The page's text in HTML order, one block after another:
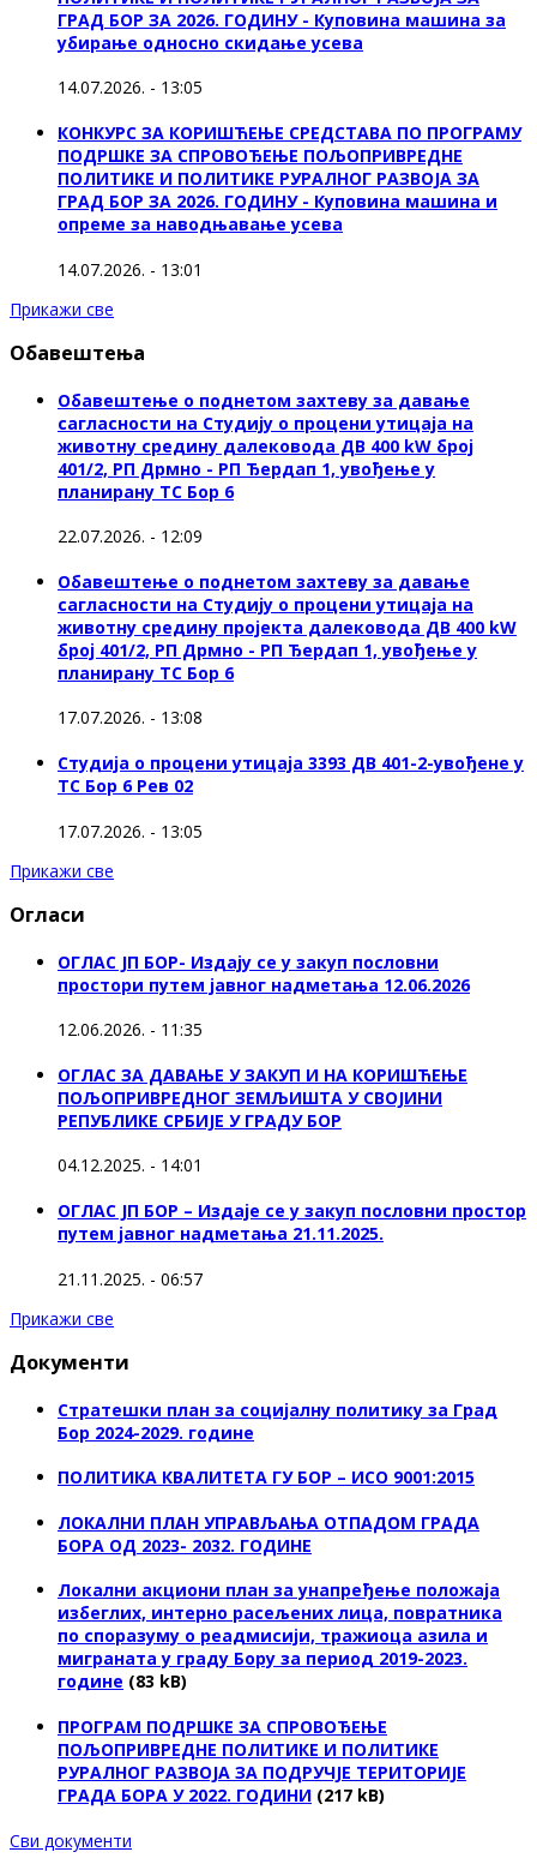
ГРАД БОР ЗА 2026. ГОДИНУ - Куповинa машина за
убирање односно скидање усева
14.07.2026. - 13:05
КОНКУРС ЗА КОРИШЋЕЊЕ СРЕДСТАВА ПО ПРОГРАМУ
ПОДРШКЕ ЗА СПРОВОЂЕЊЕ ПОЉОПРИВРЕДНЕ
ПОЛИТИКЕ И ПОЛИТИКЕ РУРАЛНОГ РАЗВОЈА ЗА
ГРАД БОР ЗА 2026. ГОДИНУ - Куповина машина и
опреме за наводњавање усева
14.07.2026. - 13:01
Прикажи све
Обавештења
Обавештење о поднетом захтеву за давање
сагласности на Студију о процени утицаја на
животну средину далековода ДВ 400 kW број
401/2, РП Дрмно - РП Ђердап 1, увођење у
планирану ТС Бор 6
22.07.2026. - 12:09
Обавештење о поднетом захтеву за давање
сагласности на Студију о процени утицаја на
животну средину пројекта далековода ДВ 400 kW
број 401/2, РП Дрмно - РП Ђердап 1, увођење у
планирану ТС Бор 6
17.07.2026. - 13:08
Студија о процени утицаја 3393 ДВ 401-2-увођене у
ТС Бор 6 Рев 02
17.07.2026. - 13:05
Прикажи све
Огласи
ОГЛАС ЈП БОР- Издају се у закуп пословни
простори путем јавног надметања 12.06.2026
12.06.2026. - 11:35
ОГЛАС ЗА ДАВАЊЕ У ЗАКУП И НА КОРИШЋЕЊЕ
ПОЉОПРИВРЕДНОГ ЗЕМЉИШТА У СВОЈИНИ
РЕПУБЛИКЕ СРБИЈЕ У ГРАДУ БОР
04.12.2025. - 14:01
ОГЛАС ЈП БОР – Издаје се у закуп пословни простор
путем јавног надметања 21.11.2025.
21.11.2025. - 06:57
Прикажи све
Документи
Стратешки план за социјалну политику за Град
Бор 2024-2029. године
ПОЛИТИКА КВАЛИТЕТА ГУ БОР – ИСО 9001:2015
ЛОКАЛНИ ПЛАН УПРАВЉАЊА ОТПАДОМ ГРАДА
БОРА ОД 2023- 2032. ГОДИНЕ
Локални акциони план за унапређење положаја
избеглих, интерно расељених лица, повратника
по споразуму о реадмисији, тражиоца азила и
миграната у граду Бору за период 2019-2023.
године (83 kB)
ПРОГРАМ ПОДРШКЕ ЗА СПРОВОЂЕЊЕ
ПОЉОПРИВРЕДНЕ ПОЛИТИКЕ И ПОЛИТИКЕ
РУРАЛНОГ РАЗВОЈА ЗА ПОДРУЧЈЕ ТЕРИТОРИЈЕ
ГРАДА БОРА У 2022. ГОДИНИ (217 kB)
Сви документи